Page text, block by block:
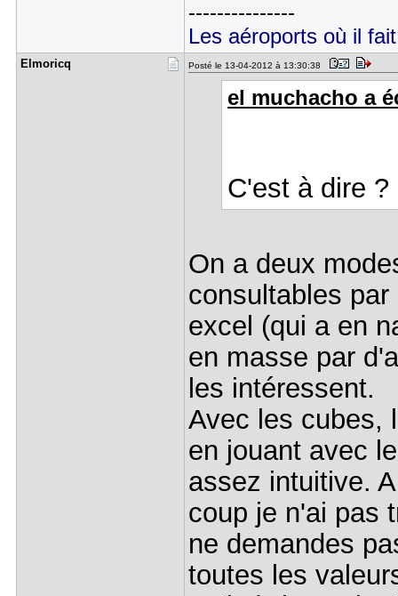
---------------
Les aéroports où il
Elmoricq Posté le 13-04-2012 à 13:30:38
el muchacho a
C'est à dire ?
On a deux
consultables
excel (qui a en
en masse par
les intéressent.
Avec les cubes,
en jouant avec
assez intuitive.
coup je n'ai pas
ne demandes
toutes les